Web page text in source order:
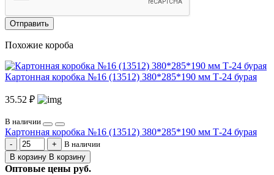
Отправить
Похожие короба
Картонная коробка №16 (13512) 380*285*190 мм Т-24 бурая
35.52 ₽
В наличии
Картонная коробка №16 (13512) 380*285*190 мм Т-24 бурая
В наличии
В корзину В корзину
Оптовые цены руб.